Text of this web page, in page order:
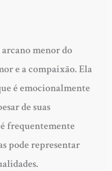
menor do
e a compaixão. Ela
é emocionalmente
de suas
frequentemente
pode representar